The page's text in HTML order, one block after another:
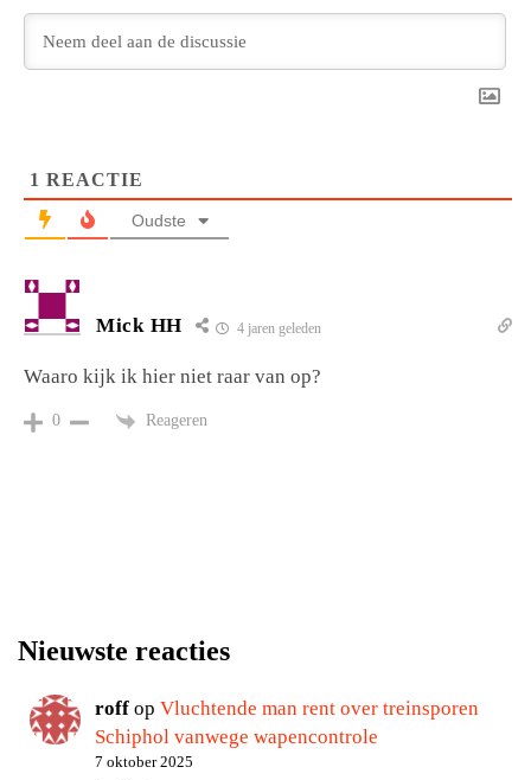
1 REACTIE
Oudste
Mick HH 4 jaren geleden
Waaro kijk ik hier niet raar van op?
0 Reageren
Nieuwste reacties
roff opVluchtende man rent over treinsporen
Schiphol vanwege wapencontrole
7 oktober 2025